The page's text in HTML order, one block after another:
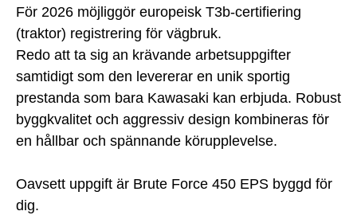
För 2026 möjliggör europeisk T3b-certifiering
(traktor) registrering för vägbruk.
Redo att ta sig an krävande arbetsuppgifter
samtidigt som den levererar en unik sportig
prestanda som bara Kawasaki kan erbjuda. Robust
byggkvalitet och aggressiv design kombineras för
en hållbar och spännande körupplevelse.
Oavsett uppgift är Brute Force 450 EPS byggd för
dig.